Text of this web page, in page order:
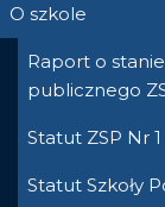
O szkole
Raport o
publicznego
Statut ZSP Nr 1
Statut Szkoły